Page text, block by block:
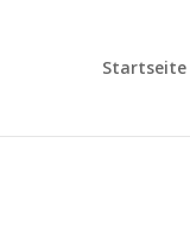
Startseite